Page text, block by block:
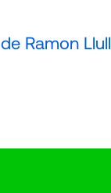
Ramon Llull